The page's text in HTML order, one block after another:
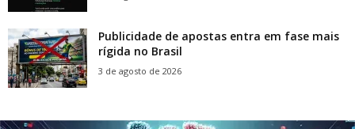
Publicidade de apostas entra em fase mais
rígida no Brasil
3 de agosto de 2026